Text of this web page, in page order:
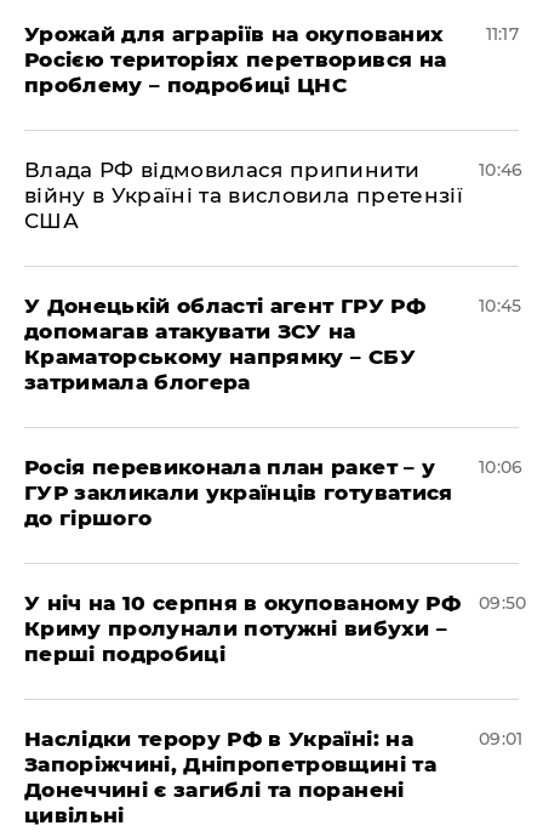
Урожай для аграріїв на окупованих
Росією територіях перетворився на
проблему – подробиці ЦНС
11:17
Влада РФ відмовилася припинити
війну в Україні та висловила претензії
США
10:46
У Донецькій області агент ГРУ РФ
допомагав атакувати ЗСУ на
Краматорському напрямку – СБУ
затримала блогера
10:45
Росія перевиконала план ракет – у
ГУР закликали українців готуватися
до гіршого
10:06
У ніч на 10 серпня в окупованому РФ
Криму пролунали потужні вибухи –
перші подробиці
09:50
Наслідки терору РФ в Україні: на
Запоріжчині, Дніпропетровщині та
Донеччині є загиблі та поранені
цивільні
09:01